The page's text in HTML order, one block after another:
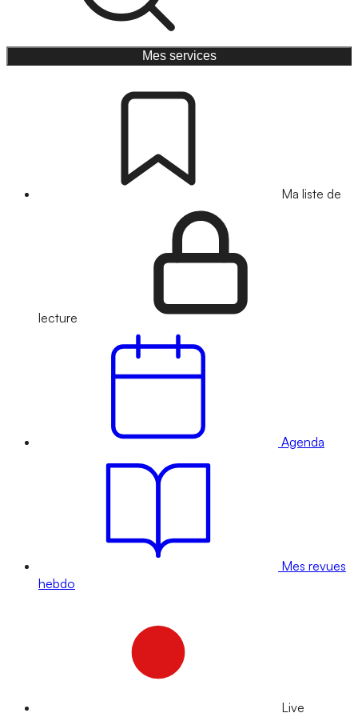
Mes services
Ma liste de
lecture
Agenda
Mes revues
hebdo
Live